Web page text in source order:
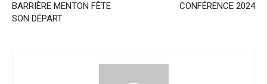
BARRIÈRE MENTON FÊTE
SON DÉPART
CONFÉRENCE 2024